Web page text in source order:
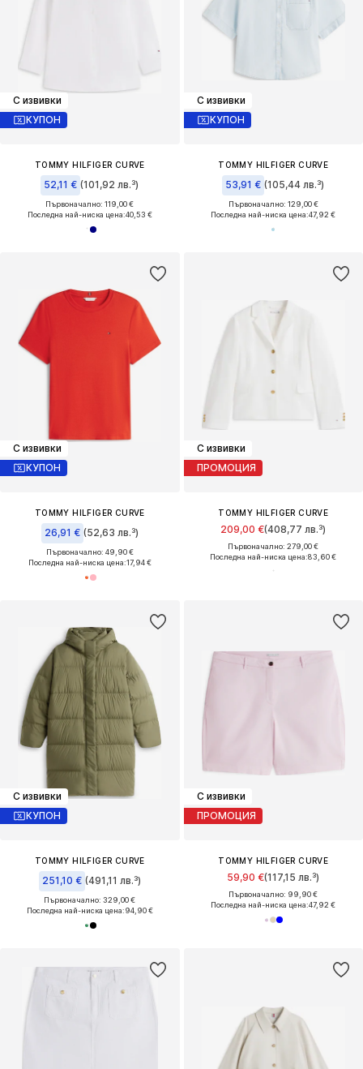
С извивки
КУПОН
TOMMY HILFIGER CURVE
52,11 € (101,92 лв.³)
Първоначално: 119,00 €
Последна най-ниска цена:40,53 €
С извивки
КУПОН
TOMMY HILFIGER CURVE
53,91 € (105,44 лв.³)
Първоначално: 129,00 €
Последна най-ниска цена:47,92 €
С извивки
КУПОН
TOMMY HILFIGER CURVE
26,91 € (52,63 лв.³)
Първоначално: 49,90 €
Последна най-ниска цена:17,94 €
С извивки
ПРОМОЦИЯ
TOMMY HILFIGER CURVE
209,00 €(408,77 лв.³)
Първоначално: 279,00 €
Последна най-ниска цена:83,60 €
С извивки
КУПОН
TOMMY HILFIGER CURVE
251,10 € (491,11 лв.³)
Първоначално: 329,00 €
Последна най-ниска цена:94,90 €
С извивки
ПРОМОЦИЯ
TOMMY HILFIGER CURVE
59,90 €(117,15 лв.³)
Първоначално: 99,90 €
Последна най-ниска цена:47,92 €